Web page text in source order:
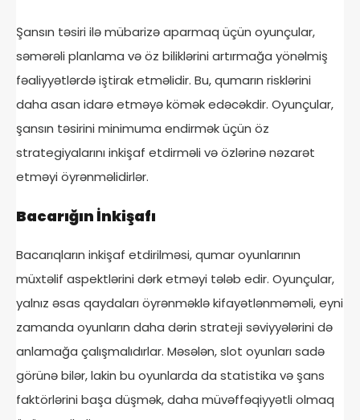
Şansın təsiri ilə mübarizə aparmaq üçün oyunçular,
səmərəli planlama və öz biliklərini artırmağa yönəlmiş
fəaliyyətlərdə iştirak etməlidir. Bu, qumarın risklərini
daha asan idarə etməyə kömək edəcəkdir. Oyunçular,
şansın təsirini minimuma endirmək üçün öz
strategiyalarını inkişaf etdirməli və özlərinə nəzarət
etməyi öyrənməlidirlər.
Bacarığın İnkişafı
Bacarıqların inkişaf etdirilməsi, qumar oyunlarının
müxtəlif aspektlərini dərk etməyi tələb edir. Oyunçular,
yalnız əsas qaydaları öyrənməklə kifayətlənməməli, eyni
zamanda oyunların daha dərin strateji səviyyələrini də
anlamağa çalışmalıdırlar. Məsələn, slot oyunları sadə
görünə bilər, lakin bu oyunlarda da statistika və şans
faktörlərini başa düşmək, daha müvəffəqiyyətli olmaq